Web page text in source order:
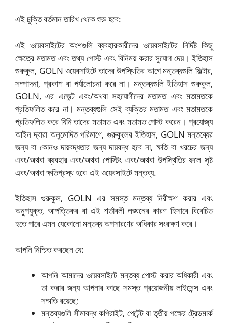
এই চুক্তি বর্তমান তারিখ থেকে শুরু হবে:
এই ওয়েবসাইটের অংশগুলি ব্যবহারকারীদের ওয়েবসাইটের নির্দিষ্ট কিছু
ক্ষেত্রে মতামত এবং তথ্য পোস্ট এবং বিনিময় করার সুযোগ দেয়। ইতিহাস
গুরুকুল, GOLN ওয়েবসাইটে তাদের উপস্থিতির আগে মন্তব্যগুলি ফিল্টার,
সম্পাদনা, প্রকাশ বা পর্যালোচনা করে না। মন্তব্যগুলি ইতিহাস গুরুকুল,
GOLN, এর এজেন্ট এবং/অথবা সহযোগীদের মতামত এবং মতামতকে
প্রতিফলিত করে না। মন্তব্যগুলি সেই ব্যক্তির মতামত এবং মতামতকে
প্রতিফলিত করে যিনি তাদের মতামত এবং মতামত পোস্ট করেন। প্রযোজ্য
আইন দ্বারা অনুমোদিত পরিমাণে, গুরুকুলের ইতিহাস, GOLN মন্তব্যের
জন্য বা কোনও দায়বদ্ধতার জন্য দায়বদ্ধ হবে না, ক্ষতি বা খরচের জন্য
এবং/অথবা ব্যবহার এবং/অথবা পোস্টিং এবং/অথবা উপস্থিতির ফলে সৃষ্ট
এবং/অথবা ক্ষতিগ্রস্থ হবে৷ এই ওয়েবসাইটে মন্তব্য.
ইতিহাস গুরুকুল, GOLN এর সমস্ত মন্তব্য নিরীক্ষণ করার এবং
অনুপযুক্ত, আপত্তিকর বা এই শর্তাবলী লঙ্ঘনের কারণ হিসাবে বিবেচিত
হতে পারে এমন যেকোনো মন্তব্য অপসারণের অধিকার সংরক্ষণ করে।
আপনি নিশ্চিত করছেন যে:
আপনি আমাদের ওয়েবসাইটে মন্তব্য পোস্ট করার অধিকারী এবং
তা করার জন্য আপনার কাছে সমস্ত প্রয়োজনীয় লাইসেন্স এবং
সম্মতি রয়েছে;
মন্তব্যগুলি সীমাবদ্ধ কপিরাইট, পেটেন্ট বা তৃতীয় পক্ষের ট্রেডমার্ক